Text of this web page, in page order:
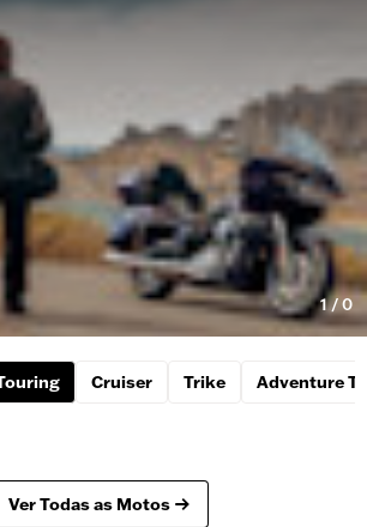
1/0
Cruiser Trike Adventure
Ver Todas as Motos